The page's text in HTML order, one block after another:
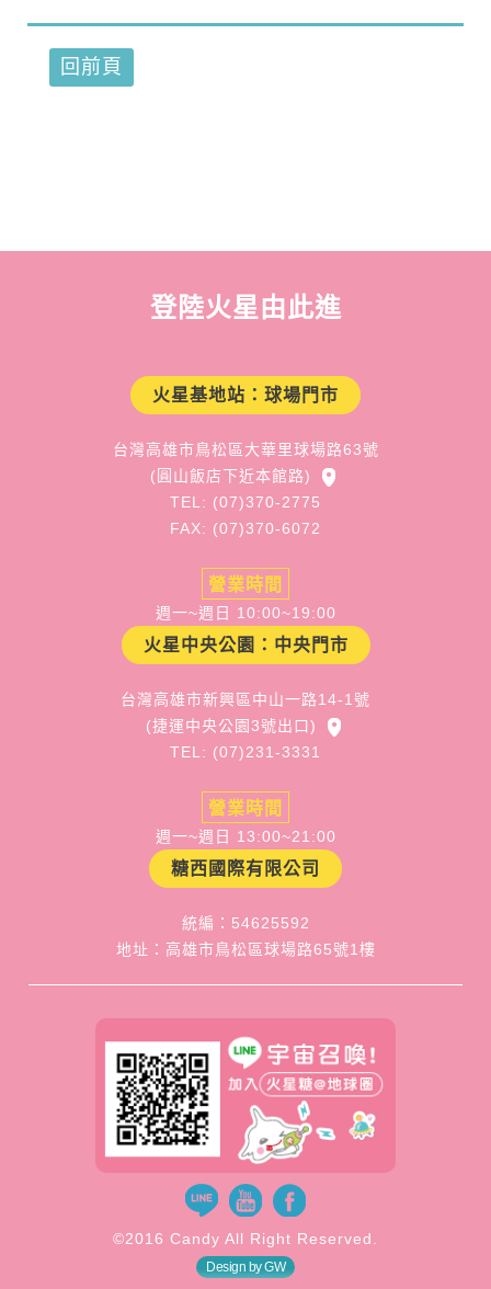
回前頁
登陸火星由此進
火星基地站：球場門市
台灣高雄市鳥松區大華里球場路63號
(圓山飯店下近本館路)
TEL: (07)370-2775
FAX: (07)370-6072
營業時間
週一~週日 10:00~19:00
火星中央公園：中央門市
台灣高雄市新興區中山一路14-1號
(捷運中央公園3號出口)
TEL: (07)231-3331
營業時間
週一~週日 13:00~21:00
糖西國際有限公司
統編：54625592
地址：高雄市鳥松區球場路65號1樓
©2016 Candy All Right Reserved.
Design by GW